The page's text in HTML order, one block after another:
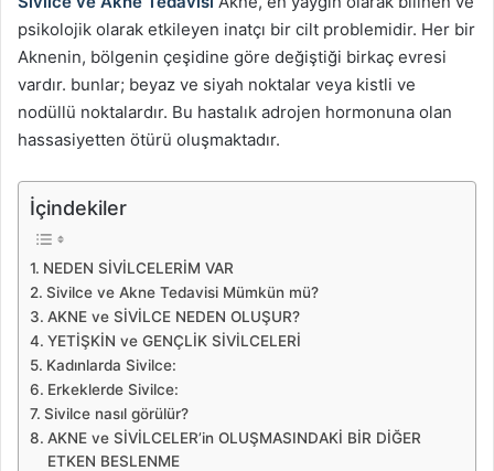
psikolojik olarak etkileyen inatçı bir cilt problemidir. Her bir
Aknenin, bölgenin çeşidine göre değiştiği birkaç evresi
vardır. bunlar; beyaz ve siyah noktalar veya kistli ve
nodüllü noktalardır. Bu hastalık adrojen hormonuna olan
hassasiyetten ötürü oluşmaktadır.
İçindekiler
NEDEN SİVİLCELERİM VAR
Sivilce ve Akne Tedavisi Mümkün mü?
AKNE ve SİVİLCE NEDEN OLUŞUR?
YETİŞKİN ve GENÇLİK SİVİLCELERİ
Kadınlarda Sivilce:
Erkeklerde Sivilce:
Sivilce nasıl görülür?
AKNE ve SİVİLCELER’in OLUŞMASINDAKİ BİR DİĞER
ETKEN BESLENME